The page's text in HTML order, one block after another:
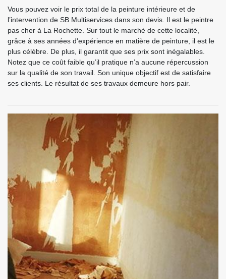
Vous pouvez voir le prix total de la peinture intérieure et de
l’intervention de SB Multiservices dans son devis. Il est le peintre
pas cher à La Rochette. Sur tout le marché de cette localité,
grâce à ses années d'expérience en matière de peinture, il est le
plus célèbre. De plus, il garantit que ses prix sont inégalables.
Notez que ce coût faible qu’il pratique n’a aucune répercussion
sur la qualité de son travail. Son unique objectif est de satisfaire
ses clients. Le résultat de ses travaux demeure hors pair.